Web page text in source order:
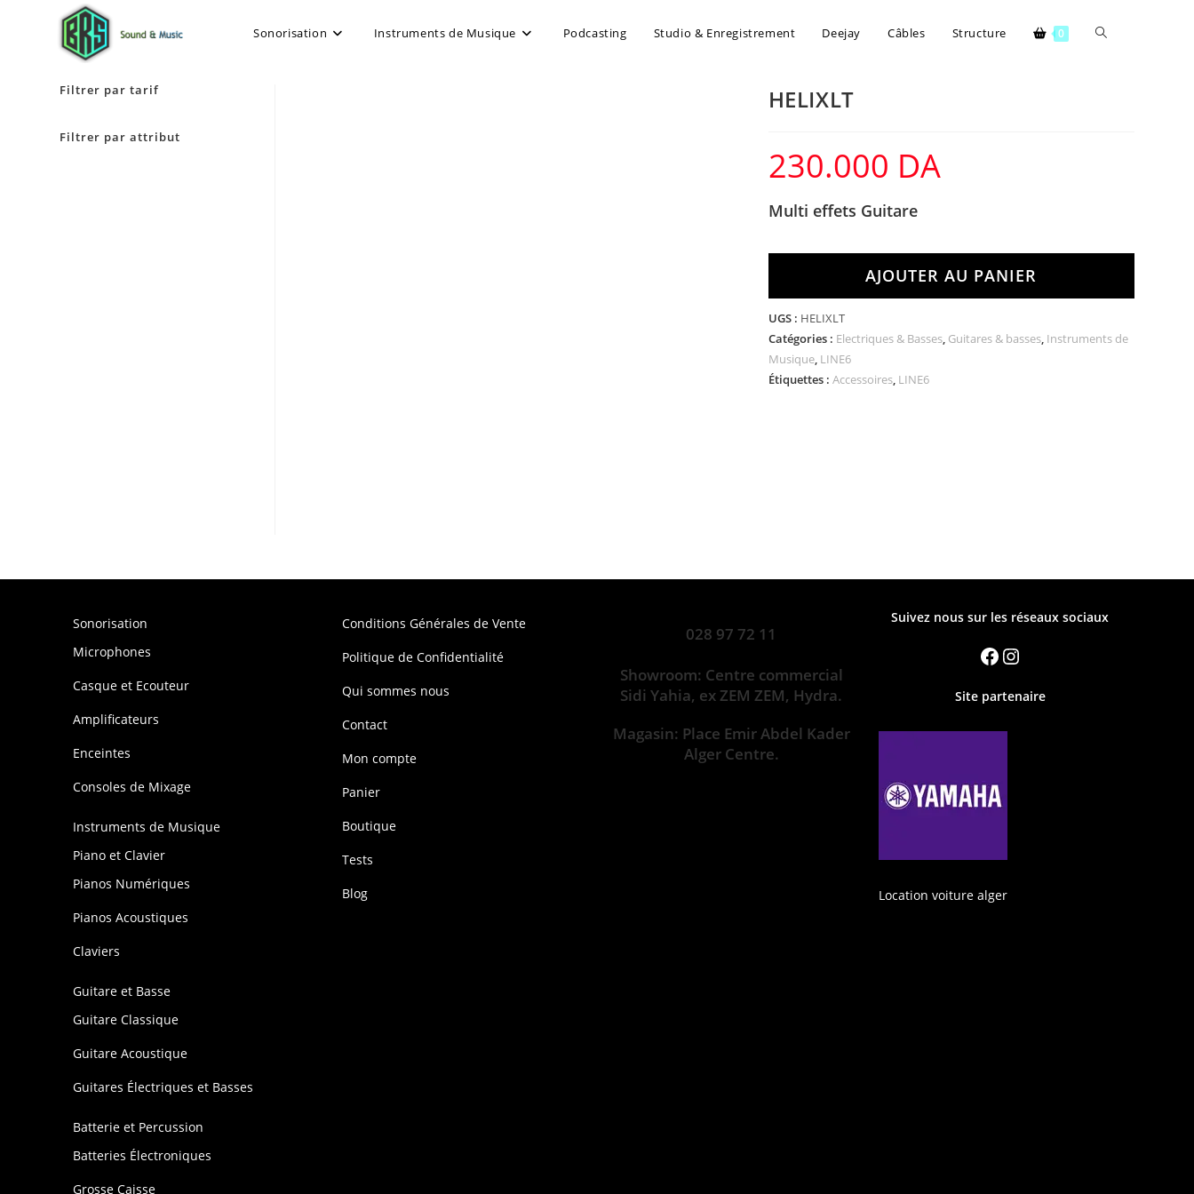
Sonorisation Instruments de Musique Podcasting Studio & Enregistrement Deejay Câbles Structure 0
HELIXLT
230.000 DA
Multi effets Guitare
AJOUTER AU PANIER
UGS : HELIXLT
Catégories : Electriques & Basses, Guitares & basses, Instruments de
Musique, LINE6
Étiquettes : Accessoires, LINE6
Filtrer par tarif
Filtrer par attribut
Sonorisation
Microphones
Casque et Ecouteur
Amplificateurs
Enceintes
Consoles de Mixage
Instruments de Musique
Piano et Clavier
Pianos Numériques
Pianos Acoustiques
Claviers
Guitare et Basse
Guitare Classique
Guitare Acoustique
Guitares Électriques et Basses
Batterie et Percussion
Batteries Électroniques
Grosse Caisse
Conditions Générales de Vente
Politique de Confidentialité
Qui sommes nous
Contact
Mon compte
Panier
Boutique
Tests
Blog
028 97 72 11
Showroom: Centre commercial
Sidi Yahia, ex ZEM ZEM, Hydra.
Magasin: Place Emir Abdel Kader
Alger Centre.
Suivez nous sur les réseaux sociaux
Site partenaire
Location voiture alger